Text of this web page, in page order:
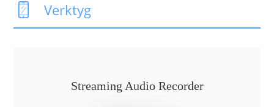
Verktyg
Streaming Audio Recorder